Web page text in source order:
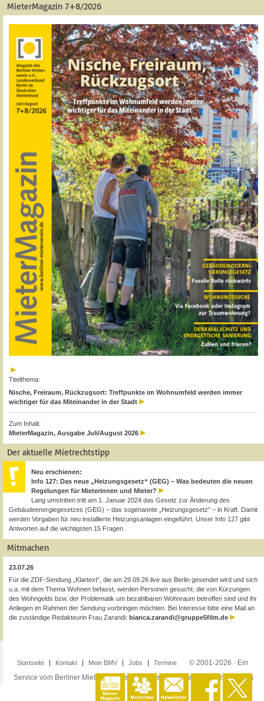
MieterMagazin 7+8/2026
Titelthema:
Nische, Freiraum, Rückzugsort: Treffpunkte im Wohnumfeld werden immer
wichtiger für das Miteinander in der Stadt
Zum Inhalt:
MieterMagazin, Ausgabe Juli/August 2026
Der aktuelle Mietrechtstipp
Neu erschienen:
Info 127: Das neue „Heizungsgesetz“ (GEG) – Was bedeuten die neuen
Regelungen für Mieterinnen und Mieter?
Lang umstritten tritt am 1. Januar 2024 das Gesetz zur Änderung des
Gebäudeenergiegesetzes (GEG) – das sogenannte „Heizungsgesetz“ – in Kraft. Damit
werden Vorgaben für neu installierte Heizungsanlagen eingeführt. Unser Info 127 gibt
Antworten auf die wichtigsten 15 Fragen.
Mitmachen
23.07.26
Für die ZDF-Sendung „Klartext“, die am 29.09.26 live aus Berlin gesendet wird und sich
u.a. mit dem Thema Wohnen befasst, werden Personen gesucht, die von Kürzungen
des Wohngelds bzw. der Problematik um bezahlbaren Wohnraum betroffen sind und ihr
Anliegen im Rahmen der Sendung vorbringen möchten. Bei Interesse bitte eine Mail an
die zuständige Redakteurin Frau Zarandi: bianca.zarandi@gruppe5film.de
Startseite Kontakt Mein BMV Jobs Termine
© 2001-2026 · Ein
Service vom Berliner Mieterverein e.V. · Impressum·Datenschutzerklärung